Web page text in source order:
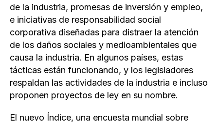
de la industria, promesas de inversión y empleo,
e iniciativas de responsabilidad social
corporativa diseñadas para distraer la atención
de los daños sociales y medioambientales que
causa la industria. En algunos países, estas
tácticas están funcionando, y los legisladores
respaldan las actividades de la industria e incluso
proponen proyectos de ley en su nombre.
El nuevo Índice, una encuesta mundial sobre